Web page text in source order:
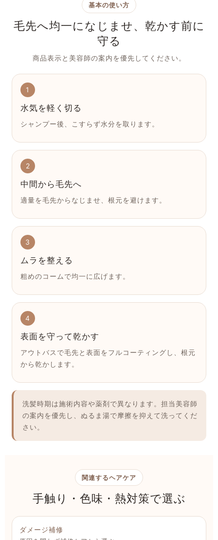
基本の使い方
毛先へ均一になじませ、乾かす前に
守る
商品表示と美容師の案内を優先してください。
1
水気を軽く切る
シャンプー後、こすらず水分を取ります。
2
中間から毛先へ
適量を毛先からなじませ、根元を避けます。
3
ムラを整える
粗めのコームで均一に広げます。
4
表面を守って乾かす
アウトバスで毛先と表面をフルコーティングし、根元
から乾かします。
洗髪時期は施術内容や薬剤で異なります。担当美容師
の案内を優先し、ぬるま湯で摩擦を抑えて洗ってくだ
さい。
関連するヘアケア
手触り・色味・熱対策で選ぶ
ダメージ補修